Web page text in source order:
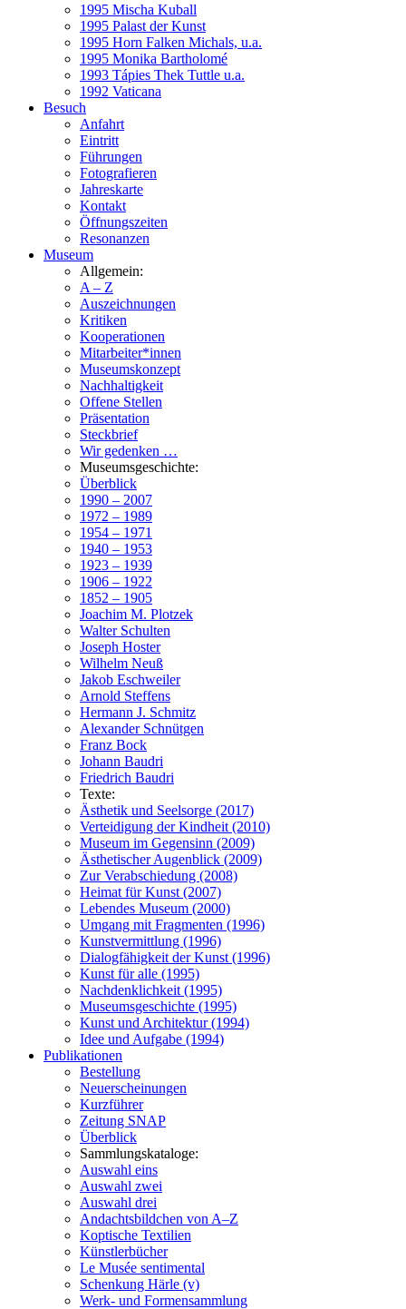
1995 Mischa Kuball
1995 Palast der Kunst
1995 Horn Falken Michals, u.a.
1995 Monika Bartholomé
1993 Tápies Thek Tuttle u.a.
1992 Vaticana
Besuch
Anfahrt
Eintritt
Führungen
Fotografieren
Jahreskarte
Kontakt
Öffnungszeiten
Resonanzen
Museum
Allgemein:
A – Z
Auszeichnungen
Kritiken
Kooperationen
Mitarbeiter*innen
Museumskonzept
Nachhaltigkeit
Offene Stellen
Präsentation
Steckbrief
Wir gedenken …
Museumsgeschichte:
Überblick
1990 – 2007
1972 – 1989
1954 – 1971
1940 – 1953
1923 – 1939
1906 – 1922
1852 – 1905
Joachim M. Plotzek
Walter Schulten
Joseph Hoster
Wilhelm Neuß
Jakob Eschweiler
Arnold Steffens
Hermann J. Schmitz
Alexander Schnütgen
Franz Bock
Johann Baudri
Friedrich Baudri
Texte:
Ästhetik und Seelsorge (2017)
Verteidigung der Kindheit (2010)
Museum im Gegensinn (2009)
Ästhetischer Augenblick (2009)
Zur Verabschiedung (2008)
Heimat für Kunst (2007)
Lebendes Museum (2000)
Umgang mit Fragmenten (1996)
Kunstvermittlung (1996)
Dialogfähigkeit der Kunst (1996)
Kunst für alle (1995)
Nachdenklichkeit (1995)
Museumsgeschichte (1995)
Kunst und Architektur (1994)
Idee und Aufgabe (1994)
Publikationen
Bestellung
Neuerscheinungen
Kurzführer
Zeitung SNAP
Überblick
Sammlungskataloge:
Auswahl eins
Auswahl zwei
Auswahl drei
Andachtsbildchen von A–Z
Koptische Textilien
Künstlerbücher
Le Musée sentimental
Schenkung Härle (v)
Werk- und Formensammlung